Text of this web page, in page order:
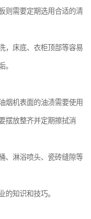
则需要定期选用合适的清
，床底、衣柜顶部等容易
。
烟机表面的油渍需要使用
摆放整齐并定期擦拭消
、淋浴喷头、瓷砖缝隙等
的知识和技巧。